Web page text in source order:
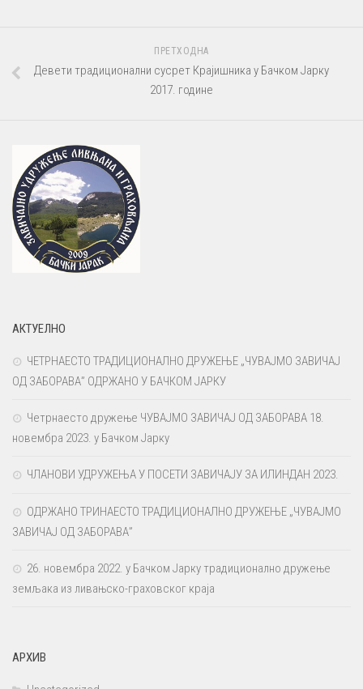
ПРЕТХОДНА
Девети традиционални сусрет Крајишника у Бачком Јарку
2017. године
АКТУЕЛНО
ЧЕТРНАЕСТО ТРАДИЦИОНАЛНО ДРУЖЕЊЕ „ЧУВАЈМО ЗАВИЧАЈ
ОД ЗАБОРАВА” ОДРЖАНО У БАЧКОМ ЈАРКУ
Четрнаесто дружење ЧУВАЈМО ЗАВИЧАЈ ОД ЗАБОРАВА 18.
новембра 2023. у Бачком Јарку
ЧЛАНОВИ УДРУЖЕЊА У ПОСЕТИ ЗАВИЧАЈУ ЗА ИЛИНДАН 2023.
ОДРЖАНО ТРИНАЕСТО ТРАДИЦИОНАЛНО ДРУЖЕЊЕ „ЧУВАЈМО
ЗАВИЧАЈ ОД ЗАБОРАВА”
26. новембра 2022. у Бачком Јарку традиционално дружење
земљака из ливањско-граховског краја
АРХИВ